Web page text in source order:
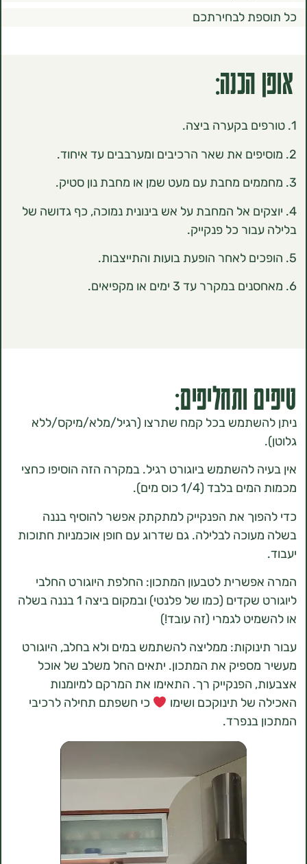
לבחירתכם
אל המחבת על אש בינונית נמוכה, כף גדושה של
כל פנקייק.
ותחליפים:
בכל קמח שתרצו (רגיל/מלא/מיקס/ללא
להשתמש ביוגורט רגיל. במקרה הזה הוסיפו כחצי
(1/4 כוס מים).
את הפנקייק למתקתק אפשר להוסיף בננה
לבלילה. גם שדרוג עם חופן אוכמניות חתוכות
לטבעון המתכון: החלפת היוגורט החלבי
ליוגורט שקדים (כמו של פלנטי) ובמקום ביצה 1 בננה בשלה
לגמרי (זה עובד!)
ממליצה להשתמש במים ולא בחלב, היוגורט
את המתכון. יתאים החל משלב של אוכל
הפנקייק רך. התאימו את המרקם למיומנות
תינוקכם ושימו
כי חשפתם תחילה לרכיבי
בנפרד.